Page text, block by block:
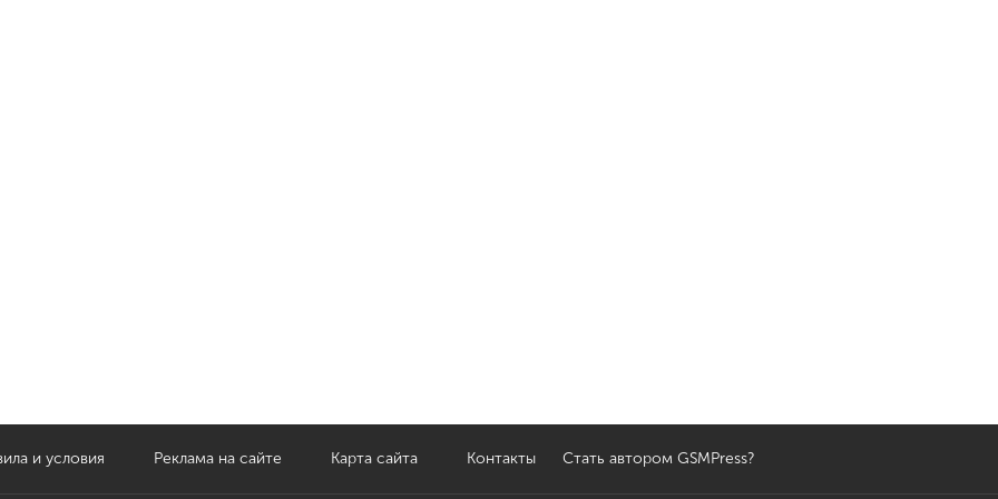
и условия Реклама на сайте Карта сайта Контакты Стать автором GSMPress?